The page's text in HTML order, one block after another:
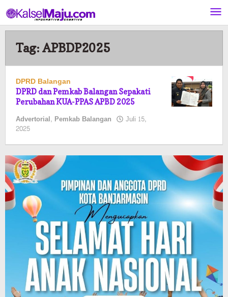
ke
konten
Tag: APBDP2025
DPRD Balangan
DPRD dan Pemkab Balangan Sepakati
Perubahan KUA-PPAS APBD 2025
Advertorial, Pemkab Balangan Juli 15,
2025